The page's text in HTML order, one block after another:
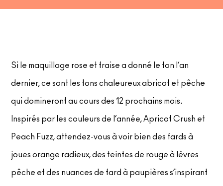
Si le maquillage rose et fraise a donné le ton l’an
dernier, ce sont les tons chaleureux abricot et pêche
qui domineront au cours des 12 prochains mois.
Inspirés par les couleurs de l’année, Apricot Crush et
Peach Fuzz, attendez-vous à voir bien des fards à
joues orange radieux, des teintes de rouge à lèvres
pêche et des nuances de fard à paupières s’inspirant